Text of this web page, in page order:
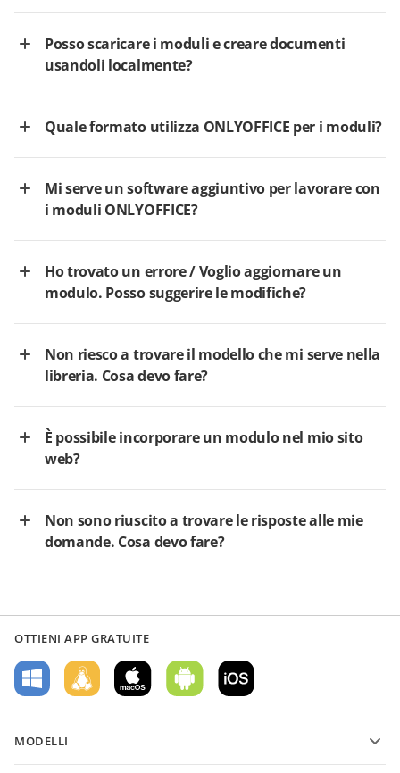
Posso scaricare i moduli e creare documenti
usandoli localmente?
Quale formato utilizza ONLYOFFICE per i moduli?
Mi serve un software aggiuntivo per lavorare con
i moduli ONLYOFFICE?
Ho trovato un errore / Voglio aggiornare un
modulo. Posso suggerire le modifiche?
Non riesco a trovare il modello che mi serve nella
libreria. Cosa devo fare?
È possibile incorporare un modulo nel mio sito
web?
Non sono riuscito a trovare le risposte alle mie
domande. Cosa devo fare?
OTTIENI APP GRATUITE
MODELLI